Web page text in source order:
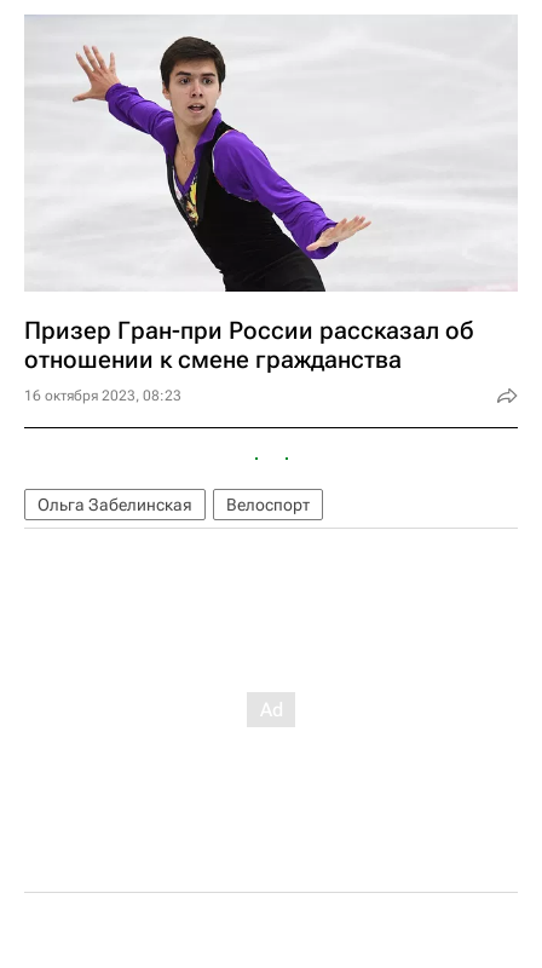
Призер Гран-при России рассказал об
отношении к смене гражданства
16 октября 2023, 08:23
Ольга Забелинская Велоспорт